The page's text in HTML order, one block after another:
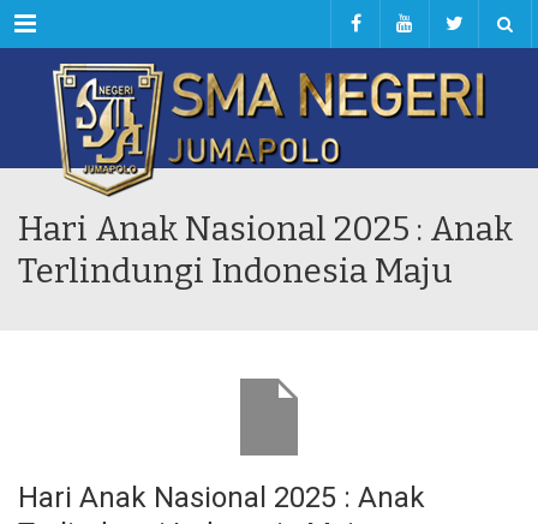
Menu
Hari Anak Nasional 2025 : Anak
Terlindungi Indonesia Maju
Hari Anak Nasional 2025 : Anak